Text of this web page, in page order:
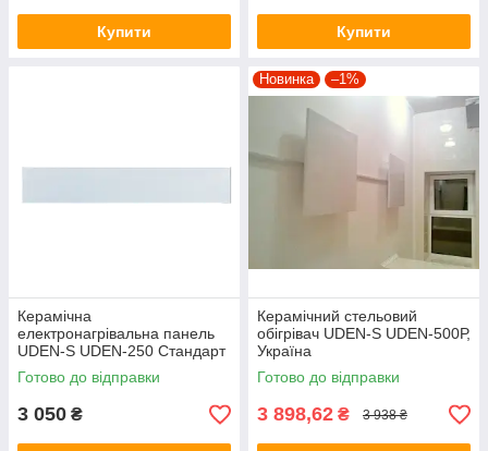
Купити Купити
Керамічна
електронагрівальна панель
UDEN-S UDEN-250 Стандарт
до 5 кв м
Готово до відправки
3 050 ₴
Новинка –1%
Керамічний стельовий
обігрівач UDEN-S UDEN-500Р,
Україна
Готово до відправки
3 898,62 ₴ 3 938 ₴